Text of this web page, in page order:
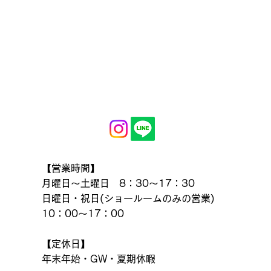
【営業時間】
月曜日～土曜日 8：30～17：30
日曜日・祝日(ショールームのみの営業)
10：00～17：00
【定休日】
年末年始・GW・夏期休暇